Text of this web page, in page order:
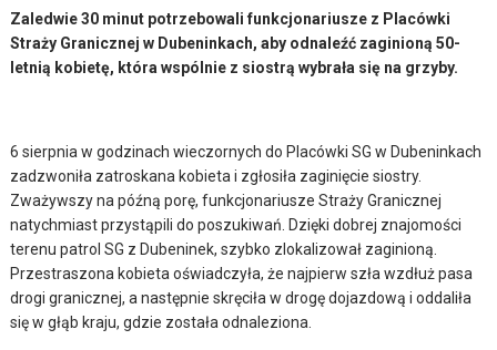
Zaledwie 30 minut potrzebowali funkcjonariusze z Placówki
Straży Granicznej w Dubeninkach, aby odnaleźć zaginioną 50-
letnią kobietę, która wspólnie z siostrą wybrała się na grzyby.
6 sierpnia w godzinach wieczornych do Placówki SG w Dubeninkach
zadzwoniła zatroskana kobieta i zgłosiła zaginięcie siostry.
Zważywszy na późną porę, funkcjonariusze Straży Granicznej
natychmiast przystąpili do poszukiwań. Dzięki dobrej znajomości
terenu patrol SG z Dubeninek, szybko zlokalizował zaginioną.
Przestraszona kobieta oświadczyła, że najpierw szła wzdłuż pasa
drogi granicznej, a następnie skręciła w drogę dojazdową i oddaliła
się w głąb kraju, gdzie została odnaleziona.